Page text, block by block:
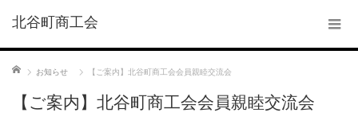
北谷町商工会
ホーム お知らせ 【ご案内】北谷町商工会会員親睦交流会
【ご案内】北谷町商工会会員親睦交流会